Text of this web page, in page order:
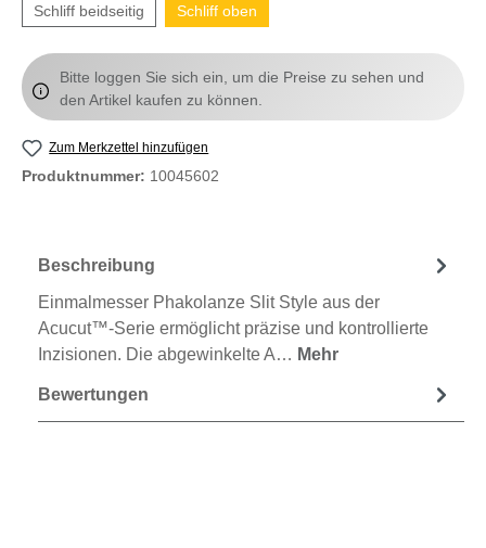
Schliff beidseitig Schliff oben
Bitte loggen Sie sich ein, um die Preise zu sehen und
den Artikel kaufen zu können.
Zum Merkzettel hinzufügen
Produktnummer: 10045602
Beschreibung
Einmalmesser Phakolanze Slit Style aus der
Acucut™-Serie ermöglicht präzise und kontrollierte
Inzisionen. Die abgewinkelte A… Mehr
Bewertungen